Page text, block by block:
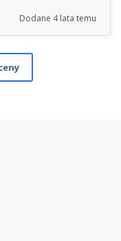
Dodane 4 lata temu